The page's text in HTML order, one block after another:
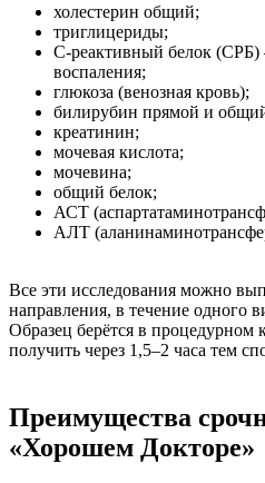
холестерин общий;
триглицериды;
С-реактивный белок
воспаления;
глюкоза (венозная кровь);
билирубин прямой и
креатинин;
мочевая кислота;
мочевина;
общий белок;
АСТ
АЛТ
Все эти исследования можно
направления, в течение одного
Образец берётся в процедурном
получить через 1,5–2 часа тем
Преимущества
«Хорошем Докторе»